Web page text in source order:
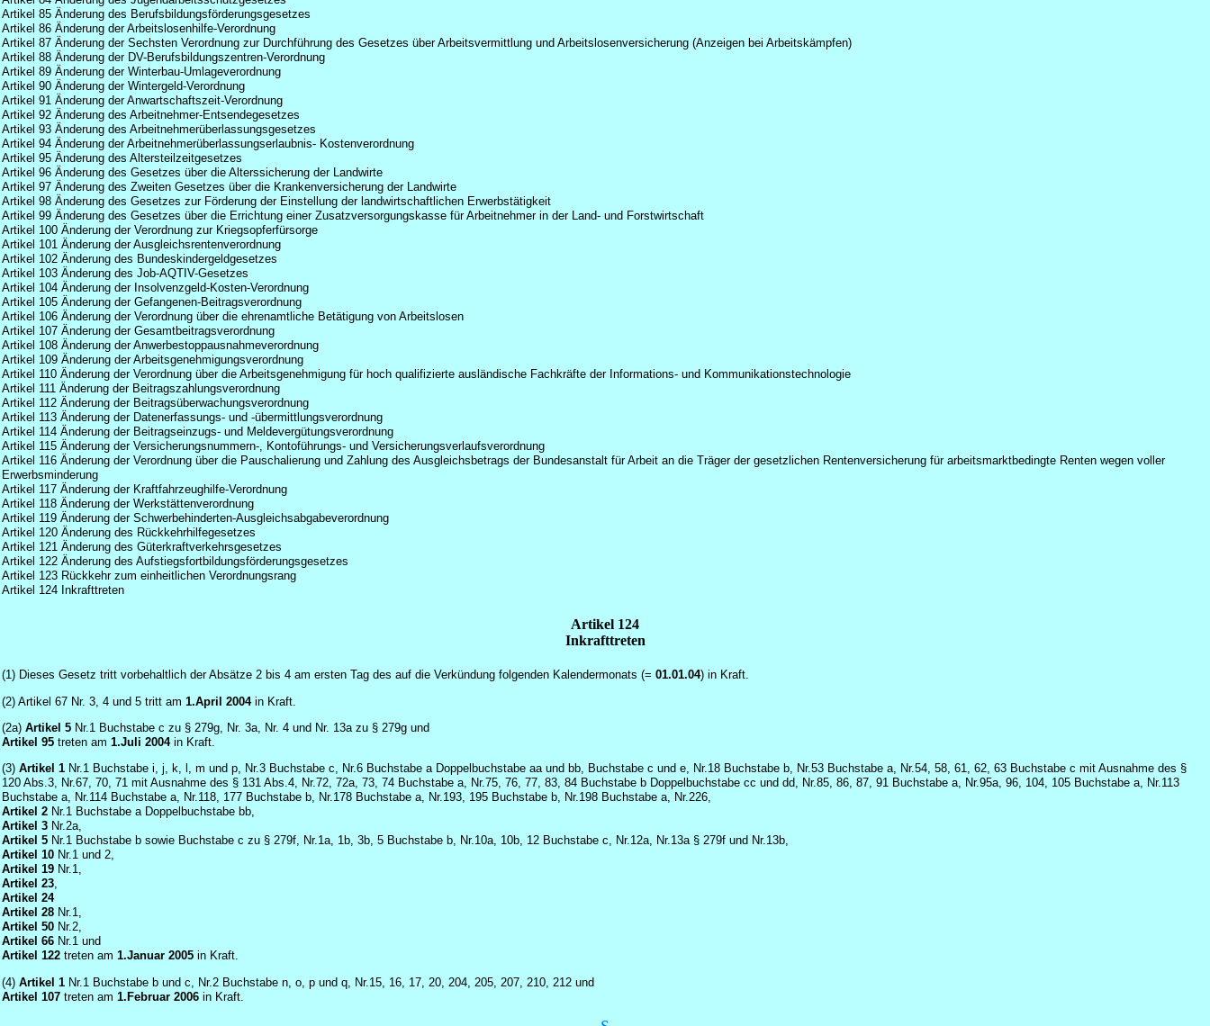
Artikel 85 Änderung des Berufsbildungsförderungsgesetzes
Artikel 86 Änderung der Arbeitslosenhilfe-Verordnung
Artikel 87 Änderung der Sechsten Verordnung zur Durchführung des Gesetzes über Arbeitsvermittlung und Arbeitslosenversicherung (Anzeigen bei Arbeitskämpfen)
Artikel 88 Änderung der DV-Berufsbildungszentren-Verordnung
Artikel 89 Änderung der Winterbau-Umlageverordnung
Artikel 90 Änderung der Wintergeld-Verordnung
Artikel 91 Änderung der Anwartschaftszeit-Verordnung
Artikel 92 Änderung des Arbeitnehmer-Entsendegesetzes
Artikel 93 Änderung des Arbeitnehmerüberlassungsgesetzes
Artikel 94 Änderung der Arbeitnehmerüberlassungserlaubnis- Kostenverordnung
Artikel 95 Änderung des Altersteilzeitgesetzes
Artikel 96 Änderung des Gesetzes über die Alterssicherung der Landwirte
Artikel 97 Änderung des Zweiten Gesetzes über die Krankenversicherung der Landwirte
Artikel 98 Änderung des Gesetzes zur Förderung der Einstellung der landwirtschaftlichen Erwerbstätigkeit
Artikel 99 Änderung des Gesetzes über die Errichtung einer Zusatzversorgungskasse für Arbeitnehmer in der Land- und Forstwirtschaft
Artikel 100 Änderung der Verordnung zur Kriegsopferfürsorge
Artikel 101 Änderung der Ausgleichsrentenverordnung
Artikel 102 Änderung des Bundeskindergeldgesetzes
Artikel 103 Änderung des Job-AQTIV-Gesetzes
Artikel 104 Änderung der Insolvenzgeld-Kosten-Verordnung
Artikel 105 Änderung der Gefangenen-Beitragsverordnung
Artikel 106 Änderung der Verordnung über die ehrenamtliche Betätigung von Arbeitslosen
Artikel 107 Änderung der Gesamtbeitragsverordnung
Artikel 108 Änderung der Anwerbestoppausnahmeverordnung
Artikel 109 Änderung der Arbeitsgenehmigungsverordnung
Artikel 110 Änderung der Verordnung über die Arbeitsgenehmigung für hoch qualifizierte ausländische Fachkräfte der Informations- und Kommunikationstechnologie
Artikel 111 Änderung der Beitragszahlungsverordnung
Artikel 112 Änderung der Beitragsüberwachungsverordnung
Artikel 113 Änderung der Datenerfassungs- und -übermittlungsverordnung
Artikel 114 Änderung der Beitragseinzugs- und Meldevergütungsverordnung
Artikel 115 Änderung der Versicherungsnummern-, Kontoführungs- und Versicherungsverlaufsverordnung
Artikel 116 Änderung der Verordnung über die Pauschalierung und Zahlung des Ausgleichsbetrags der Bundesanstalt für Arbeit an die Träger der gesetzlichen Rentenversicherung für arbeitsmarktbedingte Renten wegen voller
Erwerbsminderung
Artikel 117 Änderung der Kraftfahrzeughilfe-Verordnung
Artikel 118 Änderung der Werkstättenverordnung
Artikel 119 Änderung der Schwerbehinderten-Ausgleichsabgabeverordnung
Artikel 120 Änderung des Rückkehrhilfegesetzes
Artikel 121 Änderung des Güterkraftverkehrsgesetzes
Artikel 122 Änderung des Aufstiegsfortbildungsförderungsgesetzes
Artikel 123 Rückkehr zum einheitlichen Verordnungsrang
Artikel 124 Inkrafttreten
Artikel 124
Inkrafttreten
(1) Dieses Gesetz tritt vorbehaltlich der Absätze 2 bis 4 am ersten Tag des auf die Verkündung folgenden Kalendermonats (= 01.01.04) in Kraft.
(2) Artikel 67 Nr. 3, 4 und 5 tritt am 1.April 2004in Kraft.
(2a) Artikel 5 Nr.1 Buchstabe c zu § 279g, Nr. 3a, Nr. 4 und Nr. 13a zu § 279g und
Artikel 95 treten am 1.Juli 2004in Kraft.
(3) Artikel 1 Nr.1 Buchstabe i, j, k, l, m und p, Nr.3 Buchstabe c, Nr.6 Buchstabe a Doppelbuchstabe aa und bb, Buchstabe c und e, Nr.18 Buchstabe b, Nr.53 Buchstabe a, Nr.54, 58, 61, 62, 63 Buchstabe c mit Ausnahme des §
120 Abs.3, Nr.67, 70, 71 mit Ausnahme des § 131 Abs.4, Nr.72, 72a, 73, 74 Buchstabe a, Nr.75, 76, 77, 83, 84 Buchstabe b Doppelbuchstabe cc und dd, Nr.85, 86, 87, 91 Buchstabe a, Nr.95a, 96, 104, 105 Buchstabe a, Nr.113
Buchstabe a, Nr.114 Buchstabe a, Nr.118, 177 Buchstabe b, Nr.178 Buchstabe a, Nr.193, 195 Buchstabe b, Nr.198 Buchstabe a, Nr.226,
Artikel 2 Nr.1 Buchstabe a Doppelbuchstabe bb,
Artikel 3 Nr.2a,
Artikel 5 Nr.1 Buchstabe b sowie Buchstabe c zu § 279f, Nr.1a, 1b, 3b, 5 Buchstabe b, Nr.10a, 10b, 12 Buchstabe c, Nr.12a, Nr.13a § 279f und Nr.13b,
Artikel 10 Nr.1 und 2,
Artikel 19 Nr.1,
Artikel 23,
Artikel 24
Artikel 28 Nr.1,
Artikel 50 Nr.2,
Artikel 66 Nr.1 und
Artikel 122 treten am 1.Januar 2005 in Kraft.
(4) Artikel 1 Nr.1 Buchstabe b und c, Nr.2 Buchstabe n, o, p und q, Nr.15, 16, 17, 20, 204, 205, 207, 210, 212 und
Artikel 107 treten am 1.Februar 2006 in Kraft.